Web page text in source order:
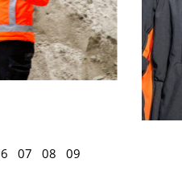
07 08 09